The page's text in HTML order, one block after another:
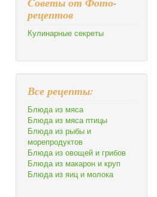
рецептов
Кулинарные секреты
Все рецепты:
Блюда из мяса
Блюда из мяса птицы
Блюда из рыбы и
морепродуктов
Блюда из овощей и грибов
Блюда из макарон и круп
Блюда из яиц и молока